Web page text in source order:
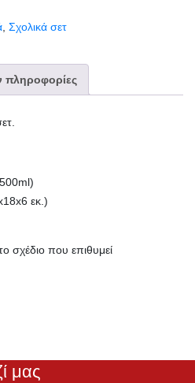
Σχολικά σετ
πληροφορίες
εκ.)
σχέδιο που επιθυμεί
μας